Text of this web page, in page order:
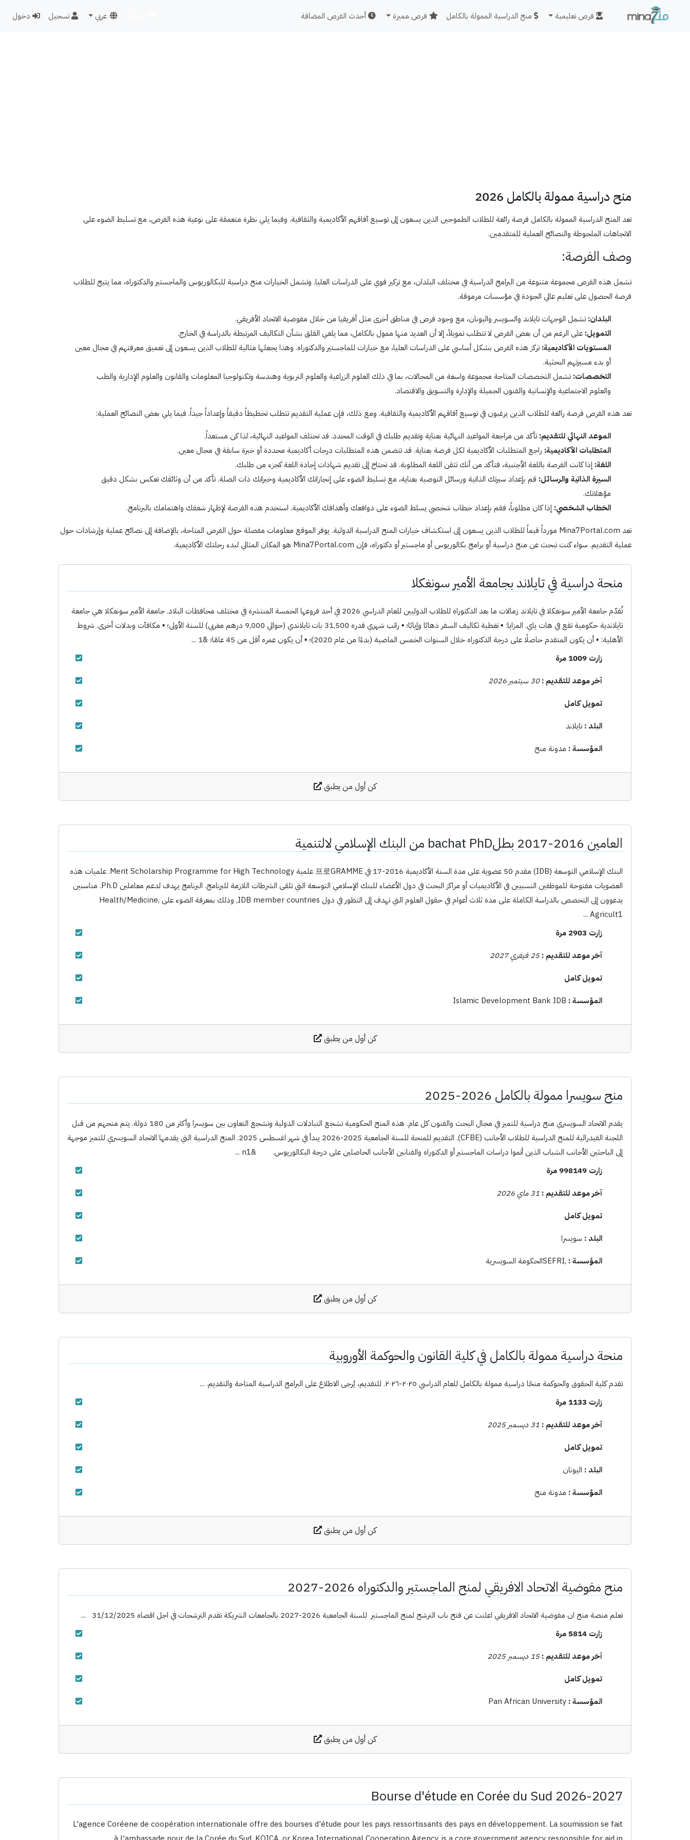
فرص تعليمية منح الدراسية الممولة بالكامل فرص مميزة أحدث الفرص المضافة عربي تسجيل دخول
منح دراسية ممولة بالكامل 2026
تعد المنح الدراسية الممولة بالكامل فرصة رائعة للطلاب الطموحين الذين يسعون إلى توسيع آفاقهم الأكاديمية والثقافية. وفيما يلي نظرة متعمقة على نوعية هذه الفرص، مع تسليط الضوء على
الاتجاهات الملحوظة والنصائح العملية للمتقدمين.
وصف الفرصة:
تشمل هذه الفرص مجموعة متنوعة من البرامج الدراسية في مختلف البلدان، مع تركيز قوي على الدراسات العليا. وتشمل الخيارات منح دراسية للبكالوريوس والماجستير والدكتوراه، مما يتيح للطلاب
فرصة الحصول على تعليم عالي الجودة في مؤسسات مرموقة.
البلدان: تشمل الوجهات تايلاند والسويسر واليونان، مع وجود فرص في مناطق أخرى مثل أفريقيا من خلال مفوضية الاتحاد الأفريقي.
التمويل: على الرغم من أن بعض الفرص لا تتطلب تمويلاً، إلا أن العديد منها ممول بالكامل، مما يلغي القلق بشأن التكاليف المرتبطة بالدراسة في الخارج.
المستويات الأكاديمية: تركز هذه الفرص بشكل أساسي على الدراسات العليا، مع خيارات للماجستير والدكتوراه. وهذا يجعلها مثالية للطلاب الذين يسعون إلى تعميق معرفتهم في مجال معين
أو بدء مسيرتهم البحثية.
التخصصات: تشمل التخصصات المتاحة مجموعة واسعة من المجالات، بما في ذلك العلوم الزراعية والعلوم التربوية وهندسة وتكنولوجيا المعلومات والقانون والعلوم الإدارية والطب
والعلوم الاجتماعية والإنسانية والفنون الجميلة والإدارة والتسويق والاقتصاد.
تعد هذه الفرص فرصة رائعة للطلاب الذين يرغبون في توسيع آفاقهم الأكاديمية والثقافية. ومع ذلك، فإن عملية التقديم تتطلب تخطيطاً دقيقاً وإعداداً جيداً. فيما يلي بعض النصائح العملية:
الموعد النهائي للتقديم: تأكد من مراجعة المواعيد النهائية بعناية وتقديم طلبك في الوقت المحدد. قد تختلف المواعيد النهائية، لذا كن مستعداً.
المتطلبات الأكاديمية: راجع المتطلبات الأكاديمية لكل فرصة بعناية. قد تتضمن هذه المتطلبات درجات أكاديمية محددة أو خبرة سابقة في مجال معين.
اللغة: إذا كانت الفرصة باللغة الأجنبية، فتأكد من أنك تتقن اللغة المطلوبة. قد تحتاج إلى تقديم شهادات إجادة اللغة كجزء من طلبك.
السيرة الذاتية والرسائل: قم بإعداد سيرتك الذاتية ورسائل التوصية بعناية، مع تسليط الضوء على إنجازاتك الأكاديمية وخبراتك ذات الصلة. تأكد من أن وثائقك تعكس بشكل دقيق
مؤهلاتك.
الخطاب الشخصي: إذا كان مطلوباً، فقم بإعداد خطاب شخصي يسلط الضوء على دوافعك وأهدافك الأكاديمية. استخدم هذه الفرصة لإظهار شغفك واهتمامك بالبرنامج.
تعد Mina7Portal.com مورداً قيماً للطلاب الذين يسعون إلى استكشاف خيارات المنح الدراسية الدولية. يوفر الموقع معلومات مفصلة حول الفرص المتاحة، بالإضافة إلى نصائح عملية وإرشادات حول
عملية التقديم. سواء كنت تبحث عن منح دراسية أو برامج بكالوريوس أو ماجستير أو دكتوراه، فإن Mina7Portal.com هو المكان المثالي لبدء رحلتك الأكاديمية.
منحة دراسية في تايلاند بجامعة الأمير سونغكلا
تُقدّم جامعة الأمير سونغكلا في تايلاند زمالات ما بعد الدكتوراه للطلاب الدوليين للعام الدراسي 2026 في أحد فروعها الخمسة المنتشرة في مختلف محافظات البلاد. جامعة الأمير سونغكلا هي جامعة
تايلاندية حكومية تقع في هات ياي. المزايا: ▪ تغطية تكاليف السفر ذهابًا وإيابًا؛ ▪ راتب شهري قدره 31,500 بات تايلاندي (حوالي 9,000 درهم مغربي) للسنة الأولى؛ ▪ مكافآت وبدلات أخرى. شروط
الأهلية: ▪ أن يكون المتقدم حاصلًا على درجة الدكتوراه خلال السنوات الخمس الماضية (بدءًا من عام 2020)؛ ▪ أن يكون عمره أقل من 45 عامًا؛ &1 ...
زارت 1009 مرة
آخر موعد للتقديم :30 سبتمبر 2026
تمويل كامل
البلد : تايلاند
المؤسسة : مدونة منح
كن أول من يطبق
العامين 2016-2017 بطلbachat PhD من البنك الإسلامي لالتنمية
البنك الإسلامي التوسعة (IDB) مقدم 50 عضوية على مدة السنة الأكاديمية 2016-17 في 프로GRAMME علمية Merit Scholarship Programme for High Technology. علميات هذه
العضويات مفتوحة للموظفين النسبيين في الأكاديميات أو مراكز البحث في دول الأعضاء للبنك الإسلامي التوسعة التي تلقى الشرطات اللازمة للبرنامج. البرنامج يهدف لدعم معاملين Ph.D. مناسبين
يدعوون إلى التخصص بالدراسة الكاملة على مدة ثلاث أعوام في حقول العلوم التي تهدف إلى التطور في دول IDB member countries, وذلك بمعرفة الضوء على Health/Medicine,
Agricult1 ...
زارت 2903 مرة
آخر موعد للتقديم :25 فيفري 2027
تمويل كامل
المؤسسة : Islamic Development Bank IDB
كن أول من يطبق
منح سويسرا ممولة بالكامل 2026-2025
يقدم الاتحاد السويسري منح دراسية للتميز في مجال البحث والفنون كل عام. هذه المنح الحكومية تشجع التبادلات الدولية وتشجع التعاون بين سويسرا وأكثر من 180 دولة. يتم منحهم من قبل
اللجنة الفيدرالية للمنح الدراسية للطلاب الأجانب (CFBE). التقديم للمنحة للسنة الجامعية 2025-2026 يبدأ في شهر اغسطس 2025. المنح الدراسية التي يقدمها الاتحاد السويسري للتميز موجهة
إلى الباحثين الأجانب الشباب الذين أتموا دراسات الماجستير أو الدكتوراه والفنانين الأجانب الحاصلين على درجة البكالوريوس. &n1 ...
زارت 998149 مرة
آخر موعد للتقديم : 31 ماي 2026
تمويل كامل
البلد : سويسرا
المؤسسة : ,SEFRIالحكومة السويسرية
كن أول من يطبق
منحة دراسية ممولة بالكامل في كلية القانون والحوكمة الأوروبية
تقدم كلية الحقوق والحوكمة منحًا دراسية ممولة بالكامل للعام الدراسي ٢٠٢٥-٢٠٢٦. للتقديم، يُرجى الاطلاع على البرامج الدراسية المتاحة والتقديم. ...
زارت 1133 مرة
آخر موعد للتقديم : 31 ديسمبر 2025
تمويل كامل
البلد : اليونان
المؤسسة : مدونة منح
كن أول من يطبق
منح مفوضية الاتحاد الافريقي لمنح الماجستير والدكتوراه 2026-2027
تعلم منصة منح ان مفوضية الاتحاد الافريقي اعلنت عن فتح باب الترشح لمنح الماجستير للسنة الجامعية 2026-2027 بالجامعات الشريكة تقدم الترشحات في اجل اقصاه 31/12/2025 ...
زارت 5814 مرة
آخر موعد للتقديم :15 ديسمبر 2025
تمويل كامل
المؤسسة : Pan African University
كن أول من يطبق
Bourse d'étude en Corée du Sud 2026-2027
L'agence Coréene de coopération internationale offre des bourses d'étude pour les pays ressortissants des pays en développement. La soumission se fait